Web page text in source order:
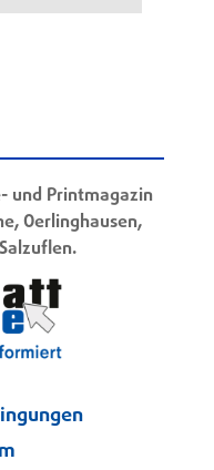
und Printmagazin
Oerlinghausen,